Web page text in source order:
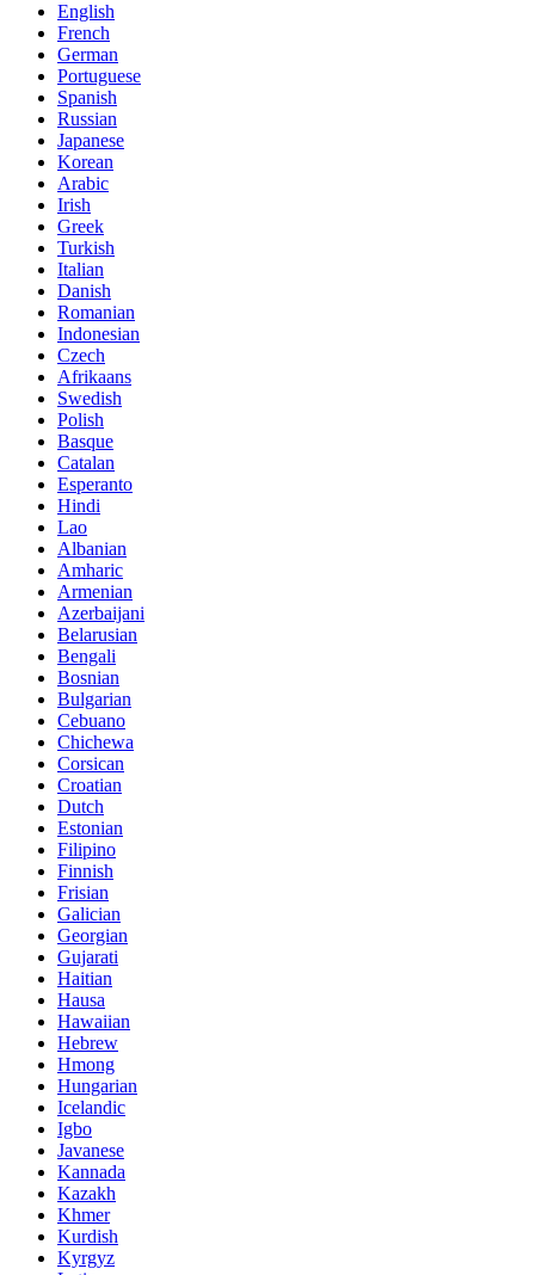
English
French
German
Portuguese
Spanish
Russian
Japanese
Korean
Arabic
Irish
Greek
Turkish
Italian
Danish
Romanian
Indonesian
Czech
Afrikaans
Swedish
Polish
Basque
Catalan
Esperanto
Hindi
Lao
Albanian
Amharic
Armenian
Azerbaijani
Belarusian
Bengali
Bosnian
Bulgarian
Cebuano
Chichewa
Corsican
Croatian
Dutch
Estonian
Filipino
Finnish
Frisian
Galician
Georgian
Gujarati
Haitian
Hausa
Hawaiian
Hebrew
Hmong
Hungarian
Icelandic
Igbo
Javanese
Kannada
Kazakh
Khmer
Kurdish
Kyrgyz